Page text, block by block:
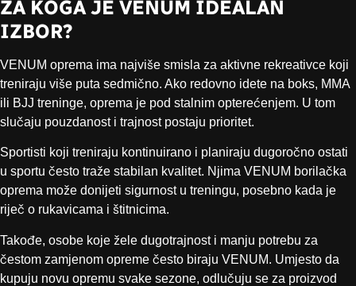
ZA KOGA JE VENUM IDEALAN
IZBOR?
VENUM oprema ima najviše smisla za aktivne rekreativce koji
treniraju više puta sedmično. Ako redovno idete na boks, MMA
ili BJJ treninge, oprema je pod stalnim opterećenjem. U tom
slučaju pouzdanost i trajnost postaju prioritet.
Sportisti koji treniraju kontinuirano i planiraju dugoročno ostati
u sportu često traže stabilan kvalitet. Njima VENUM borilačka
oprema može donijeti sigurnost u treningu, posebno kada je
riječ o rukavicama i štitnicima.
Takođe, osobe koje žele dugotrajnost i manju potrebu za
čestom zamjenom opreme često biraju VENUM. Umjesto da
kupuju novu opremu svake sezone, odlučuju se za proizvod